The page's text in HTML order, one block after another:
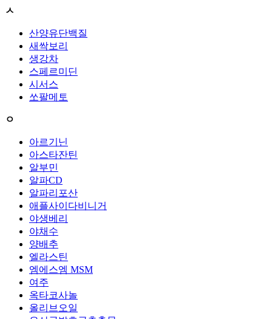
ㅅ
산양유단백질
새싹보리
생강차
스페르미딘
시서스
쏘팔메토
ㅇ
아르기닌
아스타잔틴
알부민
알파CD
알파리포산
애플사이다비니거
야생베리
야채수
양배추
엘라스틴
엠에스엠 MSM
여주
옥타코사놀
올리브오일